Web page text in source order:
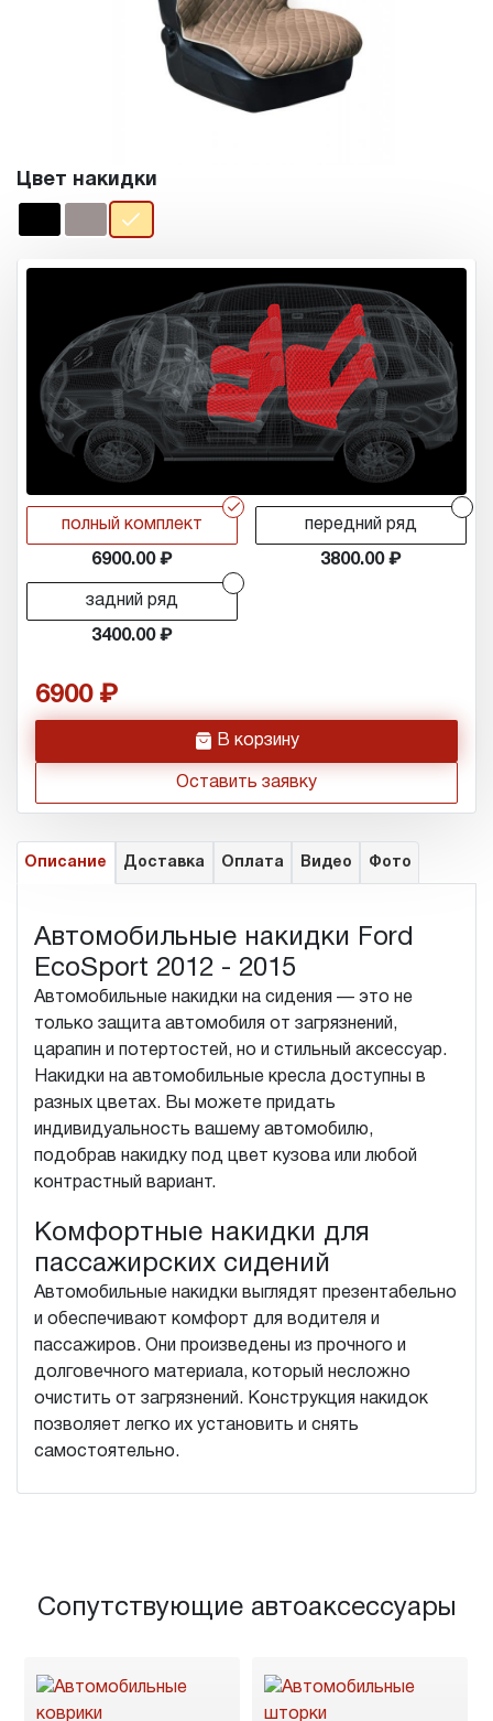
Цвет накидки
r
полный комплект
6900.00
передний ряд
3800.00
задний ряд
3400.00
6900
h В корзину
Оставить заявку
Описание Доставка Оплата Видео Фото
Автомобильные накидки Ford
EcoSport 2012 - 2015
Автомобильные накидки на сидения — это не
только защита автомобиля от загрязнений,
царапин и потертостей, но и стильный аксессуар.
Накидки на автомобильные кресла доступны в
разных цветах. Вы можете придать
индивидуальность вашему автомобилю,
подобрав накидку под цвет кузова или любой
контрастный вариант.
Комфортные накидки для
пассажирских сидений
Автомобильные накидки выглядят презентабельно
и обеспечивают комфорт для водителя и
пассажиров. Они произведены из прочного и
долговечного материала, который несложно
очистить от загрязнений. Конструкция накидок
позволяет легко их установить и снять
самостоятельно.
Сопутствующие автоаксессуары